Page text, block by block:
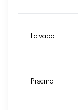
Lavabo
Piscina